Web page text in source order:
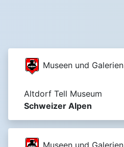
Museen und Galerien
Altdorf Tell Museum
Schweizer Alpen
Museen und Galerien